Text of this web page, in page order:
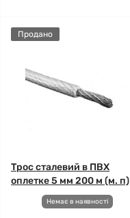
Продано
Трос сталевий в ПВХ
оплетке 5 мм 200 м (м. п)
Немає в наявності